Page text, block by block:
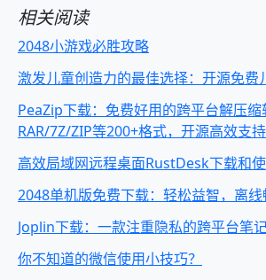
相关阅读
2048小游戏必胜攻略
激发儿童创造力的最佳选择：开源免费
PeaZip下载：免费好用的跨平台解压
RAR/7Z/ZIP等200+格式，开源高效支
高效局域网远程桌面RustDesk下载和
2048单机版免费下载：轻松益智，离
Joplin下载：一款注重隐私的跨平台笔
你不知道的微信使用小技巧？